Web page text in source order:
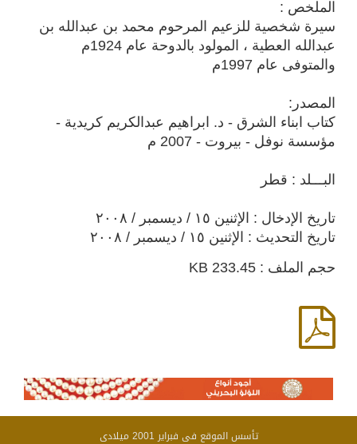
الملخص :
سيرة شخصية للزعيم المرحوم محمد بن عبدالله بن
عبدالله العطية ، المولود بالدوحة عام 1924م
والمتوفى عام 1997م
المصدر:
كتاب ابناء الشرق - د. ابراهيم عبدالكريم كريدية -
مؤسسة نوفل - بيروت - 2007 م
البـــلد : قطر
تاريخ الإدخال : الإثنين ١٥ / ديسمبر / ٢٠٠٨
تاريخ التحديث : الإثنين ١٥ / ديسمبر / ٢٠٠٨
حجم الملف : 233.45 KB
تأسس الموقع فى فبراير 2001 ميلادى